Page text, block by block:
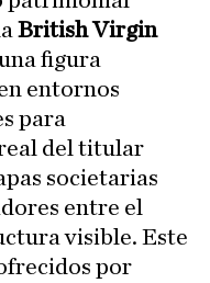
British Virgin
figura
entornos
para
del titular
societarias
entre el
visible. Este
por